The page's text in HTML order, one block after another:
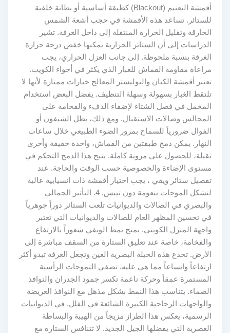
أقمشة التعتيم (Blackout) كطبقة أساسية أو بطانة خلفية
للستائر. تساعد هذه الأقمشة في حجب أشعة الشمس
الحارقة وتقليل الحرارة المنتقلة إلى داخل الغرفة. تشير
الدراسات إلى أن الستائر الحرارية يمكنها خفض درجة حرارة
الغرفة بنسبة ملحوظة. إلى جانب العزل الحراري، يجب
مراعاة مقاومة القماش للغبار الذي يكثر في أجواء الكويت.
تعتبر أقمشة الكتان والبوليستر المعالج خيارات ممتازة لأنها لا
تلتقط الغبار بسهولة وسهلة التنظيف. يفضل البعض استخدام
المخمل في فصل الشتاء لإضفاء الدفء والفخامة على
المجالس وصالات الاستقبال. ومع ذلك، يظل الشيفون أو
الفوال ضرورياً للسماح بمرور الضوء الطبيعي خلال ساعات
النهار. يمكن دمج طبقتين من القماش، واحدة خفيفة وأخرى
ثقيلة، للحصول على مرونة كاملة. يتيح هذا الدمج التحكم في
مستوى الإضاءة والخصوصية حسب الوقت والحاجة. عند
تفصيل ستائر ويفي ، يجب اختيار أقمشة ذات انسيابية عالية
لتشكل الموجات بنعومة دون تيبس. 4. التأثير الجمالي
والبصري في الصالات والديوانيات تلعب الستائر دوراً جوهرياً
في تحسين المظهر العام للصالات والديوانيات التي تعتبر
واجهة المنزل الكويتي. يمنح نمط الويفي شعوراً بالارتفاع
والفخامة، خاصة عند تعليق الستارة من السقف مباشرة إلى
الأرض. تخدع هذه الحيلة البصرية العين وتجعل الغرفة تبدو أكثر
ارتفاعاً واتساعاً مما هي عليه. تضفي التموجات الرأسية
المستمرة عمقاً وحركة ناعمة تكسر جمود الجدران والنوافذ
الصماء. يتناسب هذا النمط بشكل مذهل مع النوافذ العريضة
والواجهات الزجاجية الكبيرة الشائعة في الفلل. في الديوانيات
الرسمية، يعكس هذا الطراز مزيجاً من الهيبة والبساطة
العصرية التي يفضلها الجيل الجديد. لا تتنافس الستارة مع